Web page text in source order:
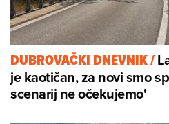
DUBROVAČKI DNEVNIK/
je kaotičan, za novi smo
scenarij ne očekujemo'